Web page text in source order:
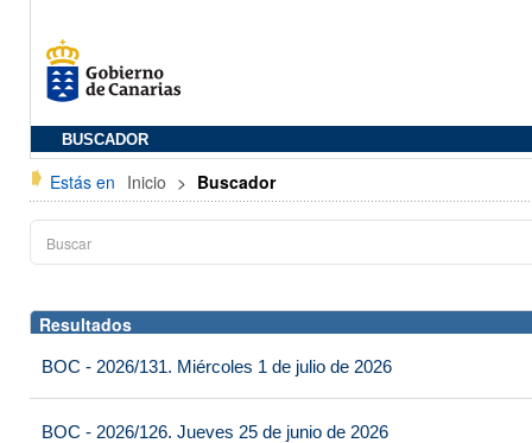
BUSCADOR
Estás en Inicio > Buscador
Resultados
BOC - 2026/131. Miércoles 1 de julio de 2026
BOC - 2026/126. Jueves 25 de junio de 2026